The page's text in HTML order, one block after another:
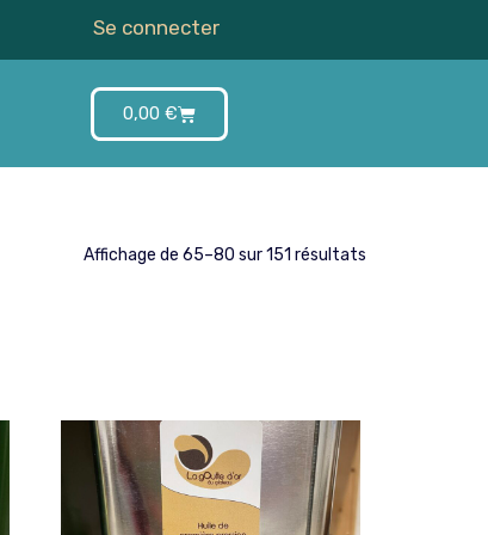
Se connecter
0,00 €
Affichage de 65–80 sur 151 résultats